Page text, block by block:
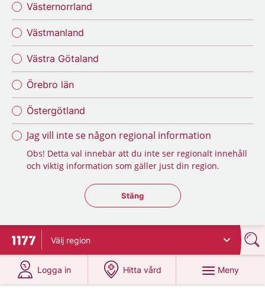
Västernorrland
Västmanland
Västra Götaland
Örebro län
Östergötland
Jag vill inte se någon regional information
Obs! Detta val innebär att du inte ser regionalt innehåll
och viktig information som gäller just din region.
Stäng regionsväljaren
Stäng
Till startsidan för 1177
Välj region
Logga in
på 1177.se
Hitta vård
på 1177.se
Meny